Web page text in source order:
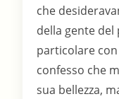
che
della gente del
particolare
confesso che
sua bellezza,